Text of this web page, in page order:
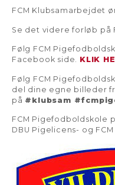
FCM Klubsamarbejdet
Se det videre forløb på
Følg FCM
Facebook side. KLIK
Følg FCM
del dine egne billeder
på #klubsam
FCM Pigefodboldskole
DBU Pigelicens- og